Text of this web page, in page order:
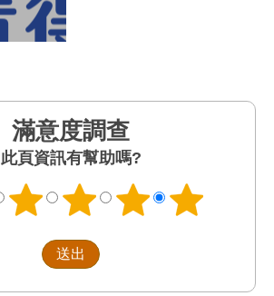
滿意度調查
此頁資訊有幫助嗎?